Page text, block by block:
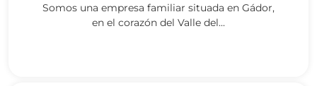
Somos una empresa familiar situada en Gádor,
en el corazón del Valle del...